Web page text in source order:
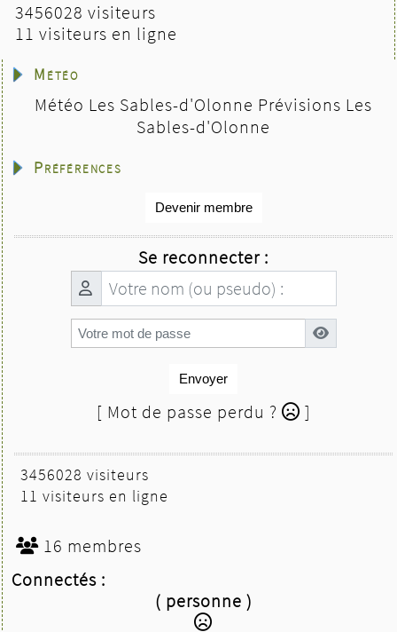
3456028 visiteurs
11 visiteurs en ligne
Météo
Météo Les Sables-d'Olonne Prévisions Les
Sables-d'Olonne
Préférences
Devenir membre
Se reconnecter :
Envoyer
[ Mot de passe perdu ? ]
3456028 visiteurs
11 visiteurs en ligne
16 membres
Connectés :
( personne )